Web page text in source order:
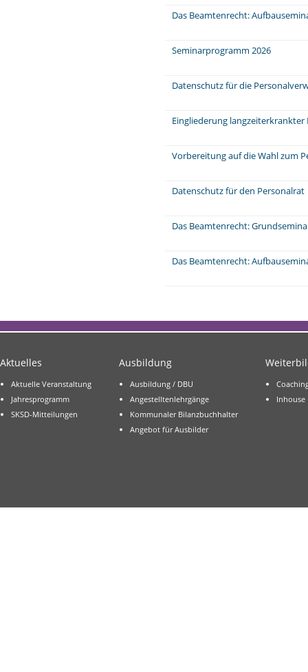
Das Beamtenrecht:
Seminarprogramm 2026
Datenschutz für die
Eingliederung
Vorbereitung auf die Wahl zum
Datenschutz für den Personalrat
Das Beamtenrecht:
Das Beamtenrecht:
Aktuelles
Aktuelle Veranstaltung
Jahresprogramm
SKSD-Mitteilungen
Ausbildung
Ausbildung / DBU
Angestelltenlehrgänge
Kommunaler Bilanzbuchhalter
Angebot für Ausbilder
Inhouse